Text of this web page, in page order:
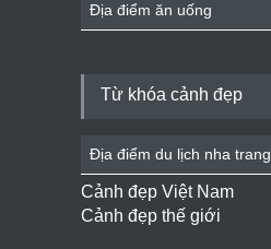
Địa điểm ăn uống
Từ khóa cảnh đẹp
Địa điểm du lịch nha trang
Cảnh đẹp Việt Nam
Cảnh đẹp thế giới